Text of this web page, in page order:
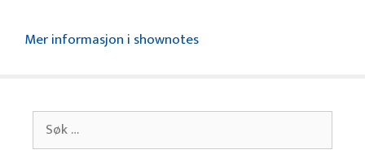
Mer informasjon i shownotes
Søk
etter: